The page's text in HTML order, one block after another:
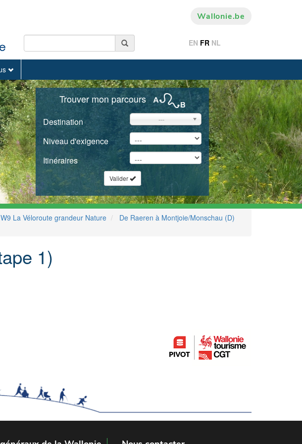
Wallonie.be
EN FR NL
Trouver mon parcours
Destination ---
Niveau d'exigence
Itinéraires
Valider
W9 La Véloroute grandeur Nature
De Raeren à Montjoie/Monschau (D)
1)